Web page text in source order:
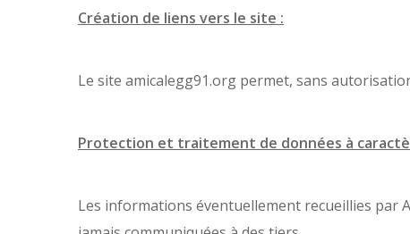
Création de liens vers le site :
Le site amicalegg91.org permet, sans
Protection et traitement de données à
Les informations éventuellement recueillies par